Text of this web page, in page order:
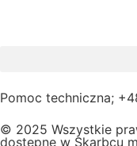
Pomoc techniczna;
© 2025 Wszystkie
dostępne w Skarbcu